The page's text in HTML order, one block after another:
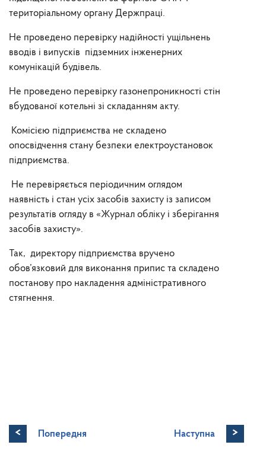
територіальному органу Держпраці.
Не проведено перевірку надійності ущільнень
вводів і випусків підземних інженерних
комунікацій будівель.
Не проведено перевірку газонепроникності стін
вбудованої котельні зі складанням акту.
Комісією підприємства не складено
опосвідчення стану безпеки електроустановок
підприємства.
Не перевіряється періодичним оглядом
наявність і стан усіх засобів захисту із записом
результатів огляду в «Журнал обліку і зберігання
засобів захисту».
Так, директору підприємства вручено
обов’язковий для виконання припис та складено
постанову про накладення адміністративного
стягнення.
< Попередня Наступна >